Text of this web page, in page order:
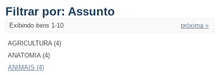
Filtrar por: Assunto
Exibindo itens 1-10 próxima »
AGRICULTURA (4)
ANATOMIA (4)
ANIMAIS (4)